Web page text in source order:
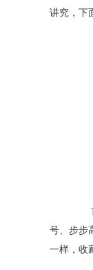
讲究，下
首
号、步步
一样，收